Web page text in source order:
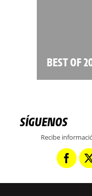
BEST OF
SÍGUENOS
Recibe